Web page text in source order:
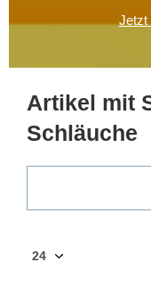
Jetzt
Artikel mit
Schläuche